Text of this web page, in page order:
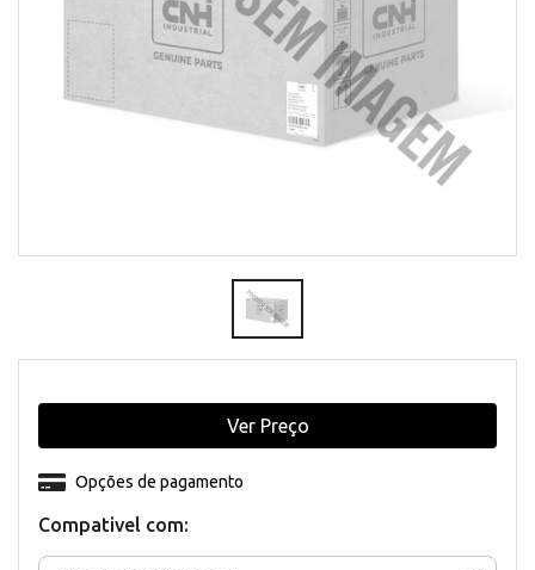
Compativel com:
Opções de pagamento
Ver Preço